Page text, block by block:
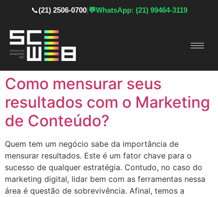
📞(21) 2506-0700|💬WhatsApp: (21) 99464-3119
Como mensurar seus
resultados com o Marketing
de Conteúdo?
Quem tem um negócio sabe da importância de
mensurar resultados. Este é um fator chave para o
sucesso de qualquer estratégia. Contudo, no caso do
marketing digital, lidar bem com as ferramentas nessa
área é questão de sobrevivência. Afinal, temos a